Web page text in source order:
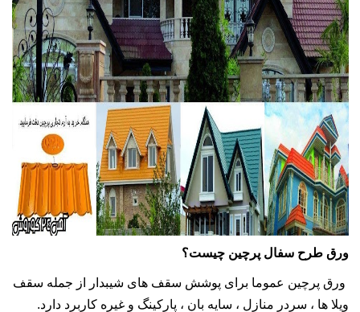
ورق طرح سفال پرچین چیست؟
ورق پرچین عموما برای پوشش سقف های شیبدار از جمله سقف
ویلا ها ، سردر منازل ، سایه بان ، پارکینگ و غیره کاربرد دارد.